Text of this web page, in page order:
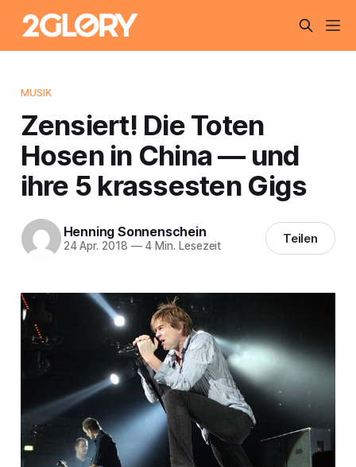
MUSIK
Zensiert! Die Toten
Hosen in China — und
ihre 5 krassesten Gigs
Henning Sonnenschein
24 Apr. 2018 —4 Min. Lesezeit Teilen